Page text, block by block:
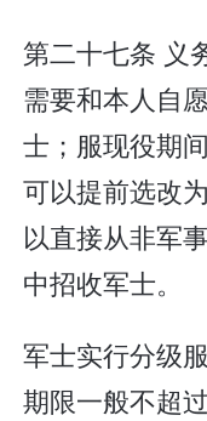
第二十七条 义
需要和本人自
士；服现役期
可以提前选改
以直接从非军
中招收军士。
军士实行分级
期限一般不超